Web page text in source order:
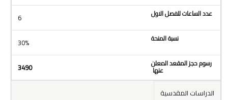
6
30%
3490
الدراسات المقدسية